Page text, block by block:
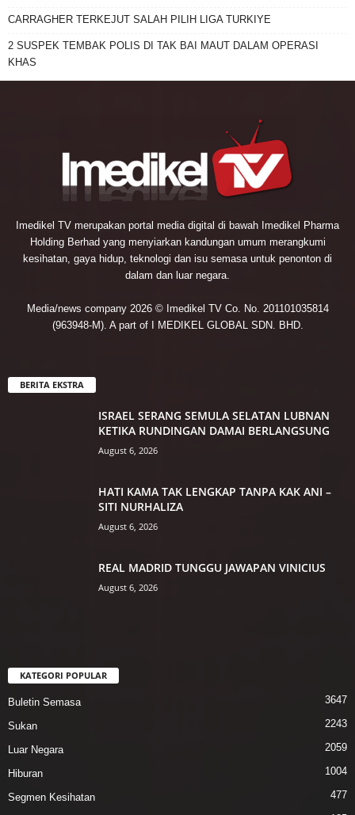
CARRAGHER TERKEJUT SALAH PILIH LIGA TURKIYE
2 SUSPEK TEMBAK POLIS DI TAK BAI MAUT DALAM OPERASI
KHAS
Imedikel TV merupakan portal media digital di bawah Imedikel Pharma
Holding Berhad yang menyiarkan kandungan umum merangkumi
kesihatan, gaya hidup, teknologi dan isu semasa untuk penonton di
dalam dan luar negara.
Media/news company 2026 © Imedikel TV Co. No. 201101035814
(963948-M). A part of I MEDIKEL GLOBAL SDN. BHD.
BERITA EKSTRA
ISRAEL SERANG SEMULA SELATAN LUBNAN
KETIKA RUNDINGAN DAMAI BERLANGSUNG
August 6, 2026
HATI KAMA TAK LENGKAP TANPA KAK ANI –
SITI NURHALIZA
August 6, 2026
REAL MADRID TUNGGU JAWAPAN VINICIUS
August 6, 2026
KATEGORI POPULAR
Buletin Semasa 3647
Sukan 2243
Luar Negara 2059
Hiburan 1004
Segmen Kesihatan
477